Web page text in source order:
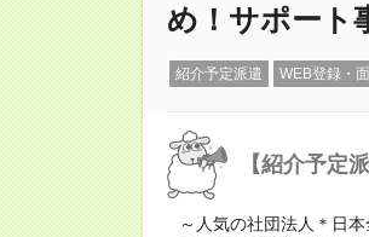
め！サポート
紹介予定派遣 WEB登録・
【紹介予定
～人気の社団法人＊日